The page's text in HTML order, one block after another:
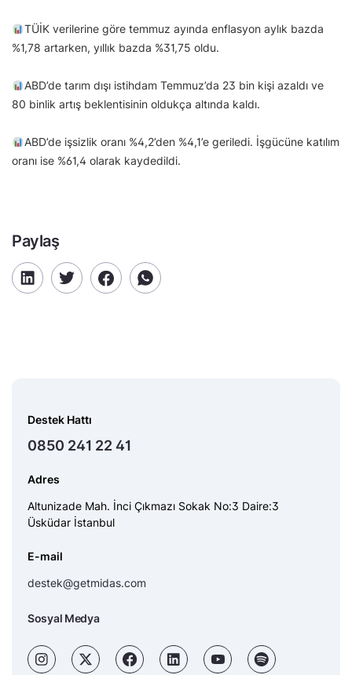
TÜİK verilerine göre temmuz ayında enflasyon aylık bazda
%1,78 artarken, yıllık bazda %31,75 oldu.
ABD’de tarım dışı istihdam Temmuz’da 23 bin kişi azaldı ve
80 binlik artış beklentisinin oldukça altında kaldı.
ABD’de işsizlik oranı %4,2’den %4,1’e geriledi. İşgücüne katılım
oranı ise %61,4 olarak kaydedildi.
Paylaş
Destek Hattı
0850 241 22 41
Adres
Altunizade Mah. İnci Çıkmazı Sokak No:3 Daire:3
Üsküdar İstanbul
E-mail
destek@getmidas.com
Sosyal Medya